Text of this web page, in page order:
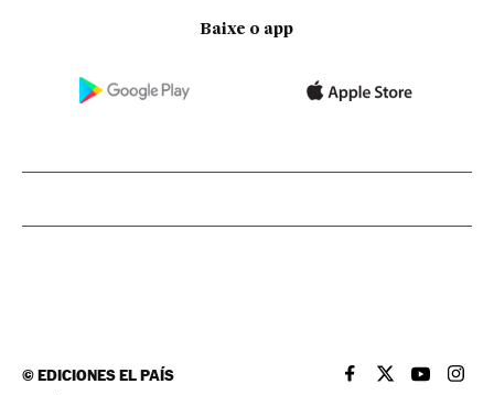
Baixe o app
©EDICIONES EL PAÍS EL PAÍS BRASIL EN
EL PAÍSEL PAÍS
EL